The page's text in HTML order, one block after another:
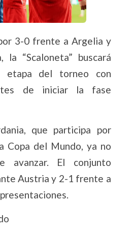
3-0 frente a Argelia y
“Scaloneta” buscará
etapa del torneo con
de iniciar la fase
que participa por
Copa del Mundo, ya no
avanzar. El conjunto
Austria y 2-1 frente a